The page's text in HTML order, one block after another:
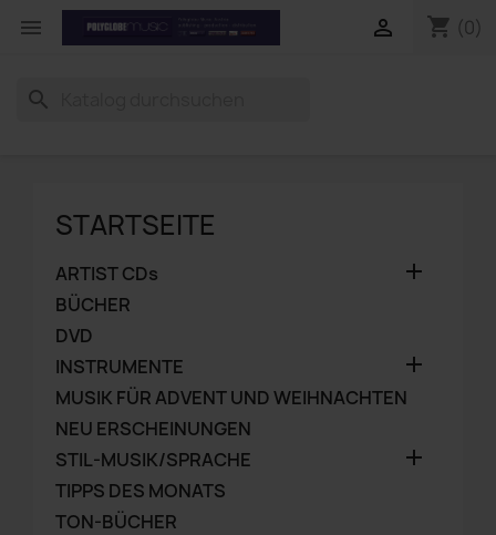
 shopping_cart (0)

search
STARTSEITE
ARTIST CDs 
BÜCHER
DVD
INSTRUMENTE

MUSIK FÜR ADVENT UND WEIHNACHTEN
NEU ERSCHEINUNGEN
STIL-MUSIK/SPRACHE

TIPPS DES MONATS
TON-BÜCHER